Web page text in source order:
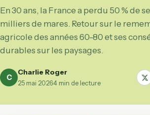
En 30 ans, la France a perdu 50 % de
milliers de mares. Retour sur le
agricole des années 60-80 et ses
durables sur les paysages.
C
Charlie Roger
25 mai 2026·4 min de lecture